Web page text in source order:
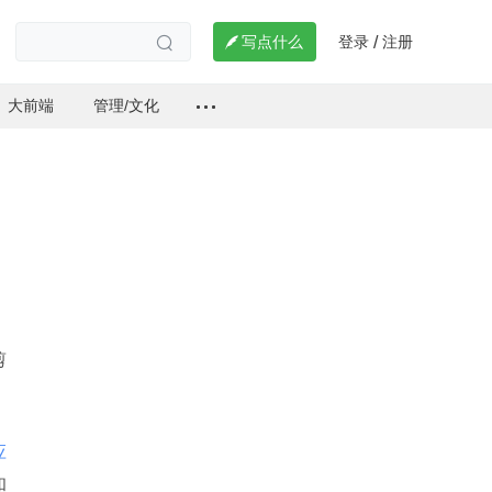
  写点什么 登录 / 注册
大前端 管理/文化